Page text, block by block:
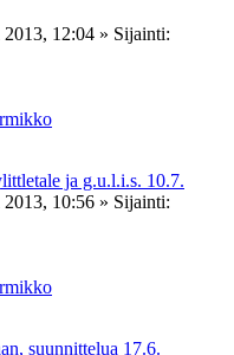
12:04 » Sijainti:
ja g.u.l.i.s. 10.7.
10:56 » Sijainti:
suunnittelua 17.6.